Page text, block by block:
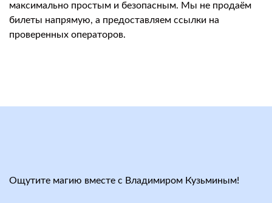
максимально простым и безопасным. Мы не продаём
билеты напрямую, а предоставляем ссылки на
проверенных операторов.
Ощутите магию вместе с Владимиром Кузьминым!